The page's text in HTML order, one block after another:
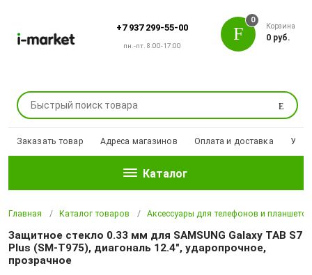
+7 937 299-55-00
пн.-пт. 8:00-17:00
Поиск
0
Корзина
0 руб.
Заказать товар Адреса магазинов Оплата и доставка
Каталог
Главная Каталог товаров Аксессуары для телефонов и планшетов
Защитное стекло 0.33 мм для SAMSUNG Galaxy TAB S7
Plus (SM-T975), диагональ 12.4", ударопрочное,
прозрачное